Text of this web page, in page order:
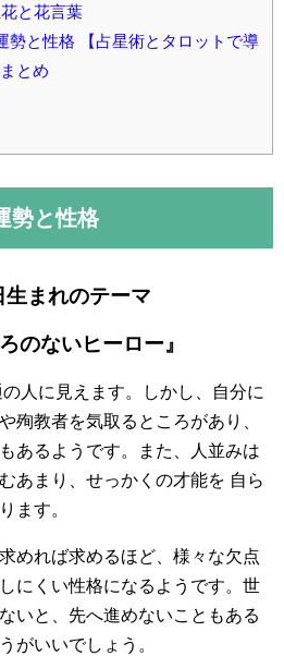
と花言葉
勢と性格 【占星術とタロットで導
とめ
勢と性格
まれのテーマ
のないヒーロー』
人に見えます。しかし、自分に
殉教者を気取るところがあり、
あるようです。また、人並みは
あまり、せっかくの才能を 自ら
ます。
めれば求めるほど、様々な欠点
にくい性格になるようです。世
いと、先へ進めないこともある
がいいでしょう。